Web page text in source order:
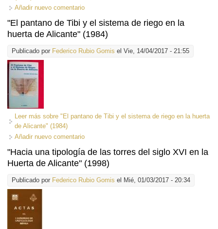
Añadir nuevo comentario
"El pantano de Tibi y el sistema de riego en la
huerta de Alicante" (1984)
Publicado por Federico Rubio Gomis el Vie, 14/04/2017 - 21:55
Leer más sobre "El pantano de Tibi y el sistema de riego en la huerta
de Alicante" (1984)
Añadir nuevo comentario
"Hacia una tipología de las torres del siglo XVI en la
Huerta de Alicante" (1998)
Publicado por Federico Rubio Gomis el Mié, 01/03/2017 - 20:34